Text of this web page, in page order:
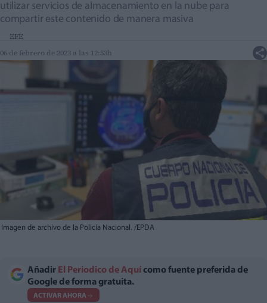
utilizar servicios de almacenamiento en la nube para
compartir este contenido de manera masiva
EFE
06 de febrero de 2023 a las 12:53h
Imagen de archivo de la Policía Nacional. /EPDA
Añadir El Periodico de Aquí como fuente preferida de
Google de forma gratuita.
ACTIVAR AHORA